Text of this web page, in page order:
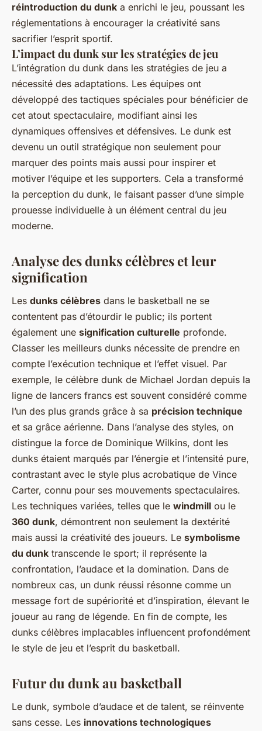
réintroduction du dunk a enrichi le jeu, poussant les
réglementations à encourager la créativité sans
sacrifier l’esprit sportif.
L’impact du dunk sur les stratégies de jeu
L’intégration du dunk dans les stratégies de jeu a
nécessité des adaptations. Les équipes ont
développé des tactiques spéciales pour bénéficier de
cet atout spectaculaire, modifiant ainsi les
dynamiques offensives et défensives. Le dunk est
devenu un outil stratégique non seulement pour
marquer des points mais aussi pour inspirer et
motiver l’équipe et les supporters. Cela a transformé
la perception du dunk, le faisant passer d’une simple
prouesse individuelle à un élément central du jeu
moderne.
Analyse des dunks célèbres et leur
signification
Les dunks célèbres dans le basketball ne se
contentent pas d’étourdir le public; ils portent
également une signification culturelle profonde.
Classer les meilleurs dunks nécessite de prendre en
compte l’exécution technique et l’effet visuel. Par
exemple, le célèbre dunk de Michael Jordan depuis la
ligne de lancers francs est souvent considéré comme
l’un des plus grands grâce à sa précision technique
et sa grâce aérienne. Dans l’analyse des styles, on
distingue la force de Dominique Wilkins, dont les
dunks étaient marqués par l’énergie et l’intensité pure,
contrastant avec le style plus acrobatique de Vince
Carter, connu pour ses mouvements spectaculaires.
Les techniques variées, telles que le windmill ou le
360 dunk, démontrent non seulement la dextérité
mais aussi la créativité des joueurs. Le symbolisme
du dunk transcende le sport; il représente la
confrontation, l’audace et la domination. Dans de
nombreux cas, un dunk réussi résonne comme un
message fort de supériorité et d’inspiration, élevant le
joueur au rang de légende. En fin de compte, les
dunks célèbres implacables influencent profondément
le style de jeu et l’esprit du basketball.
Futur du dunk au basketball
Le dunk, symbole d’audace et de talent, se réinvente
sans cesse. Les innovations technologiques